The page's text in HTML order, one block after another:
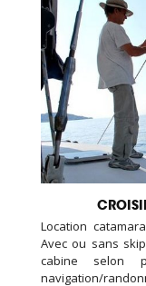
Location
Avec ou sans
cabine selon
navigation/